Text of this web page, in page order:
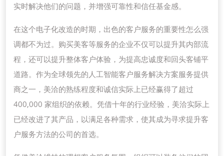
实时解决他们的问题，并增强可靠性和信任基金感。
在这个电子化改造的时期，出色的客户服务的重要性怎么强
调都不为过。购买美客等服务的企业不仅可以提升其内部流
程，还可以提升整体客户体验，为提高忠诚度和回头客铺平
道路。作为全球领先的人工智能客户服务解决方案服务提供
商之一，美洽的熟练程度和诚信实际上已经赢得了超过
400,000 家组织的依赖。凭借十年的行业经验，美洽实际上
已经改进了其产品，以满足各种需求，使其成为寻求提升客
户服务方法的公司的首选。